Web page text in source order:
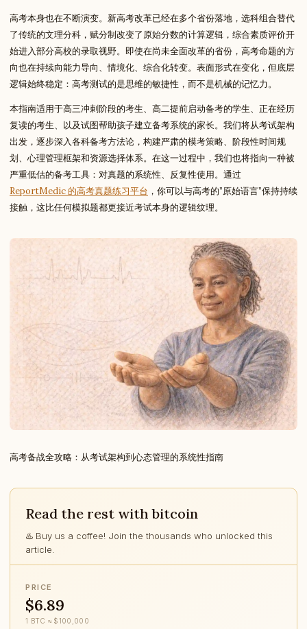
高考本身也在不断演变。新高考改革已经在多个省份落地，选科组合替代
了传统的文理分科，赋分制改变了原始分数的计算逻辑，综合素质评价开
始进入部分高校的录取视野。即使在尚未全面改革的省份，高考命题的方
向也在持续向能力导向、情境化、综合化转变。表面形式在变化，但底层
逻辑始终稳定：高考测试的是思维的敏捷性，而不是机械的记忆力。
本指南适用于高三冲刺阶段的考生、高二提前启动备考的学生、正在经历
复读的考生、以及试图帮助孩子建立备考系统的家长。我们将从考试架构
出发，逐步深入各科备考方法论，构建严肃的模考策略、阶段性时间规
划、心理管理框架和资源选择体系。在这一过程中，我们也将指向一种被
严重低估的备考工具：对真题的系统性、反复性使用。通过
ReportMedic 的高考真题练习平台 ，你可以与高考的”原始语言”保持持续
接触，这比任何模拟题都更接近考试本身的逻辑纹理。
高考备战全攻略：从考试架构到心态管理的系统性指南
Read the rest with bitcoin
♨️ Buy us a coffee! Join the thousands who unlocked this
article.
PRICE
$6.89
1 BTC ≈ $100,000